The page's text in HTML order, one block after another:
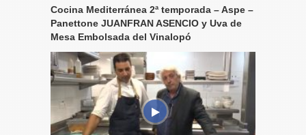
Cocina Mediterránea 2ª temporada – Aspe –
Panettone JUANFRAN ASENCIO y Uva de
Mesa Embolsada del Vinalopó